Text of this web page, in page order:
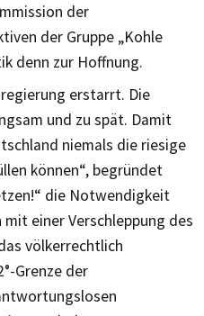
der
der Gruppe „Kohle
denn zur Hoffnung.
erstarrt. Die
und zu spät. Damit
niemals die riesige
können“, begründet
die Notwendigkeit
einer Verschleppung des
völkerrechtlich
Grenze der